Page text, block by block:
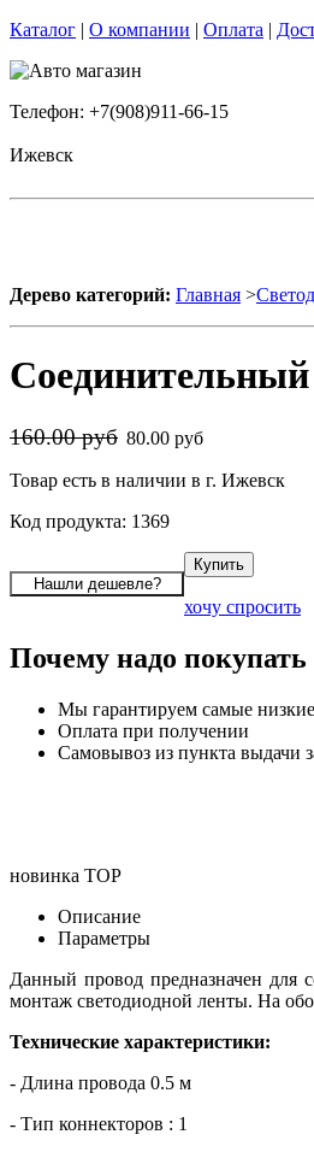
Каталог | О компании | Оплата |
Телефон: +7(908)911-66-15
Ижевск
Дерево категорий: Главная >
Соединительный
160.00 руб 80.00 руб
Товар есть в наличии в г. Ижевск
Код продукта: 1369
хочу спросить
Почему надо покупать
Мы гарантируем самые
Оплата при получении
Самовывоз из пункта выдачи
новинка TOP
Описание
Параметры
Данный провод предназначен для
монтаж светодиодной ленты. На
Технические характеристики:
- Длина провода 0.5 м
- Тип коннекторов : 1